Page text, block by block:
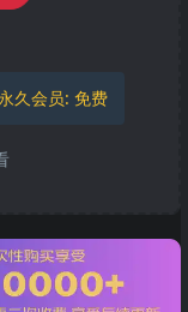
永久会员: 免费